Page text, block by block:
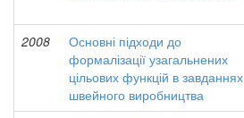
2008
Основні підходи до
формалізації узагальнених
цільових функцій в завданнях
швейного виробництва